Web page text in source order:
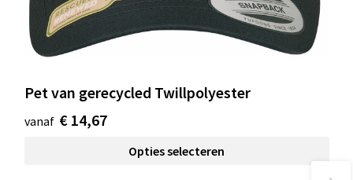
Pet van gerecycled Twillpolyester
vanaf € 14,67
Opties selecteren